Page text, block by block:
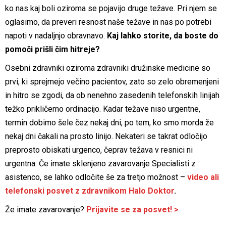
ko nas kaj boli oziroma se pojavijo druge težave. Pri njem se
oglasimo, da preveri resnost naše težave in nas po potrebi
napoti v nadaljnjo obravnavo. Kaj lahko storite, da boste do
pomoči prišli čim hitreje?
Osebni zdravniki oziroma zdravniki družinske medicine so
prvi, ki sprejmejo večino pacientov, zato so zelo obremenjeni
in hitro se zgodi, da ob nenehno zasedenih telefonskih linijah
težko prikličemo ordinacijo. Kadar težave niso urgentne,
termin dobimo šele čez nekaj dni, po tem, ko smo morda že
nekaj dni čakali na prosto linijo. Nekateri se takrat odločijo
preprosto obiskati urgenco, čeprav težava v resnici ni
urgentna. Če imate sklenjeno zavarovanje Specialisti z
asistenco, se lahko odločite še za tretjo možnost – video ali
telefonski posvet z zdravnikom Halo Doktor.
Že imate zavarovanje? Prijavite se za posvet! >